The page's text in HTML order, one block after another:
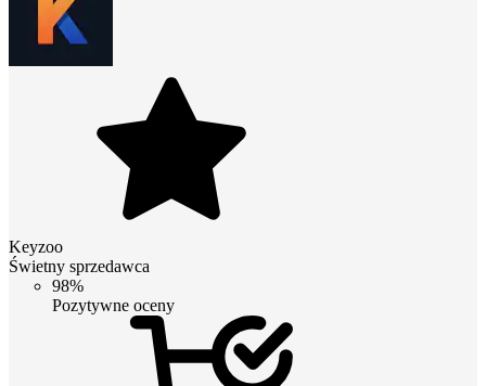
Keyzoo
Świetny sprzedawca
98%
Pozytywne oceny